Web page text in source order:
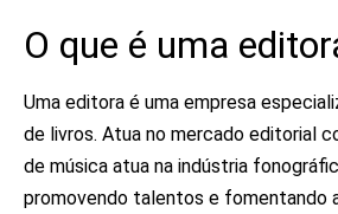
O que é uma
Uma editora é uma empresa
de livros. Atua no mercado editorial
de música atua na indústria
promovendo talentos e fomentando